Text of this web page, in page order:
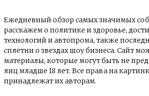
Ежедневный обзор самых значимых
расскажем о политике и здоровье,
технологий и автопрома, также
сплетни о звездах шоу бизнеса. Сайт
материалы, которые могут быть не
лиц младше 18 лет. Все права на
принадлежат их авторам.